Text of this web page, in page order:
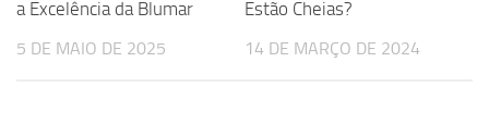
a Excelência da Blumar
5 DE MAIO DE 2025
Estão Cheias?
14 DE MARÇO DE 2024